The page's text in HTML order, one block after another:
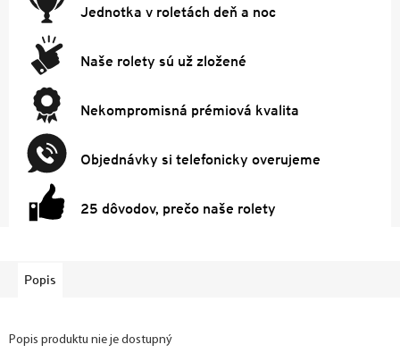
Jednotka v roletách deň a noc
Naše rolety sú už zložené
Nekompromisná prémiová kvalita
Objednávky si telefonicky overujeme
25 dôvodov, prečo naše rolety
Popis
Popis produktu nie je dostupný